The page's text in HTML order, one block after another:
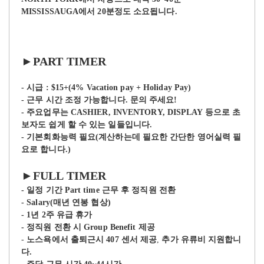
MISSISSAUGA에서 20분정도 소요됩니다.
►PART TIMER
- 시급 : $15+(4% Vacation pay + Holiday Pay)
- 근무 시간 조정 가능합니다. 문의 주세요!
- 주요업무는 CASHIER, INVENTORY, DISPLAY 등으로 초
보자도 쉽게 할 수 있는 일들입니다.
- 기본회화능력 필요(계산하는데 필요한 간단한 영어실력 필
요로 합니다.)
►FULL TIMER
- 일정 기간 Part time 근무 후 정직원 전환
- Salary(매년 연봉 협상)
- 1년 2주 유급 휴가
- 정직원 전환 시 Group Benefit 제공
- 노스욕에서 출퇴근시 407 센서 제공 추가 유류비 지원합니
다.